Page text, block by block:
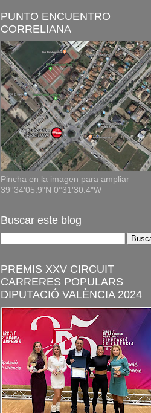
PUNTO ENCUENTRO
CORRELIANA
Pincha en la imagen para ampliar
39°34'05.9"N 0°31'30.4"W
Buscar este blog
PREMIS XXV CIRCUIT
CARRERES POPULARS
DIPUTACIÓ VALÈNCIA 2024